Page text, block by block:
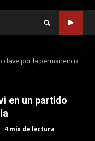
clave por la permanencia
en un partido
4 min de lectura